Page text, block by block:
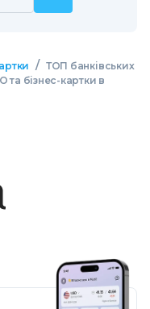
/ ТОП банківських
бізнес-картки в